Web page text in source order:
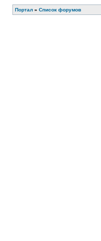
Портал » Список форумов